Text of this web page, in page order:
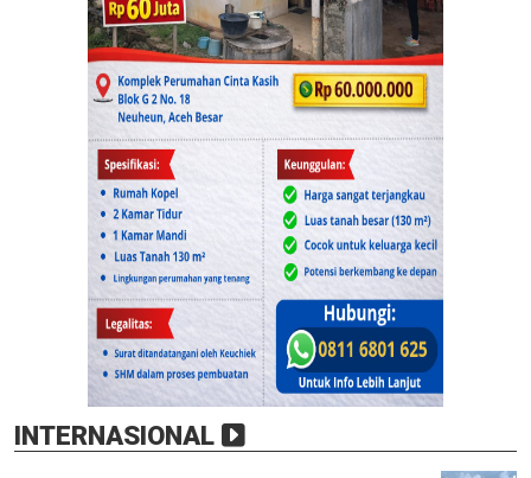
INTERNASIONAL